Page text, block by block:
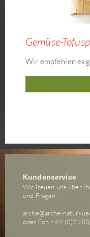
Gemüse-
Wir empfehlen es
Kundenservice
Wir freuen uns über
und Fragen:
arche@arche-
oder Fon +49